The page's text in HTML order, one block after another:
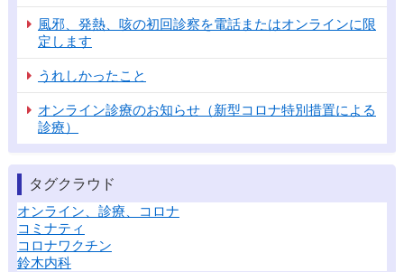
風邪、発熱、咳の初回診察を電話またはオンラインに限
定します
うれしかったこと
オンライン診療のお知らせ（新型コロナ特別措置による
診療）
タグクラウド
オンライン、診療、コロナ
コミナティ
コロナワクチン
鈴木内科